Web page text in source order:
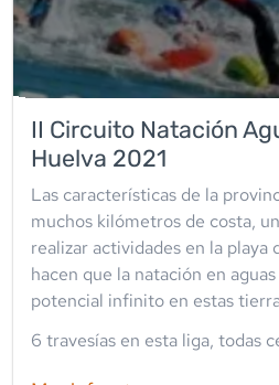
II Circuito Natación
Huelva 2021
Las características de la
muchos kilómetros de costa,
realizar actividades en la playa
hacen que la natación en
potencial infinito en estas
6 travesías en esta liga, todas